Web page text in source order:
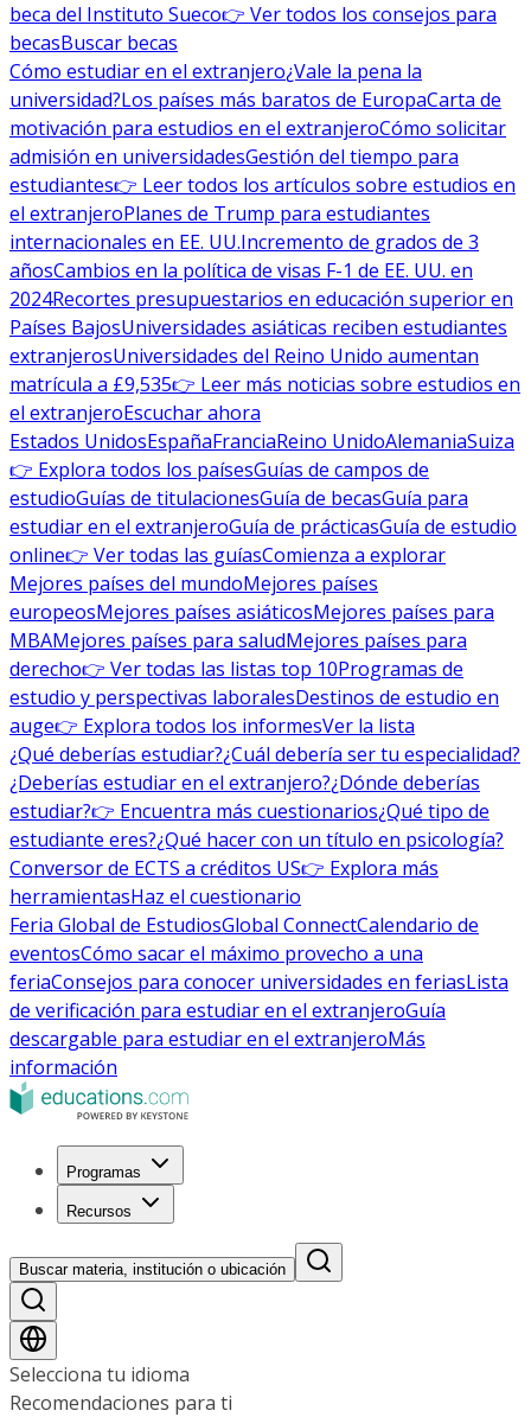
beca del Instituto Sueco👉 Ver todos los consejos para
becasBuscar becas
Cómo estudiar en el extranjero¿Vale la pena la
universidad?Los países más baratos de EuropaCarta de
motivación para estudios en el extranjeroCómo solicitar
admisión en universidadesGestión del tiempo para
estudiantes👉 Leer todos los artículos sobre estudios en
el extranjeroPlanes de Trump para estudiantes
internacionales en EE. UU.Incremento de grados de 3
añosCambios en la política de visas F-1 de EE. UU. en
2024Recortes presupuestarios en educación superior en
Países BajosUniversidades asiáticas reciben estudiantes
extranjerosUniversidades del Reino Unido aumentan
matrícula a £9,535👉 Leer más noticias sobre estudios en
el extranjeroEscuchar ahora
Estados UnidosEspañaFranciaReino UnidoAlemaniaSuiza
👉 Explora todos los paísesGuías de campos de
estudioGuías de titulacionesGuía de becasGuía para
estudiar en el extranjeroGuía de prácticasGuía de estudio
online👉 Ver todas las guíasComienza a explorar
Mejores países del mundoMejores países
europeosMejores países asiáticosMejores países para
MBAMejores países para saludMejores países para
derecho👉 Ver todas las listas top 10Programas de
estudio y perspectivas laboralesDestinos de estudio en
auge👉 Explora todos los informesVer la lista
¿Qué deberías estudiar?¿Cuál debería ser tu especialidad?
¿Deberías estudiar en el extranjero?¿Dónde deberías
estudiar?👉 Encuentra más cuestionarios¿Qué tipo de
estudiante eres?¿Qué hacer con un título en psicología?
Conversor de ECTS a créditos US👉 Explora más
herramientasHaz el cuestionario
Feria Global de EstudiosGlobal ConnectCalendario de
eventosCómo sacar el máximo provecho a una
feriaConsejos para conocer universidades en feriasLista
de verificación para estudiar en el extranjeroGuía
descargable para estudiar en el extranjeroMás
información
Programas
Recursos
Buscar materia, institución o ubicación
Selecciona tu idioma
Recomendaciones para ti